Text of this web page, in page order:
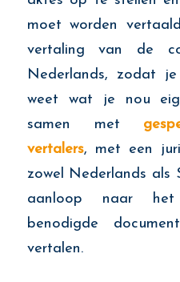
moet worden
vertaling van de
Nederlands, zodat
weet wat je nou
samen met
vertalers, met een
zowel Nederlands als
aanloop naar het
benodigde
vertalen.